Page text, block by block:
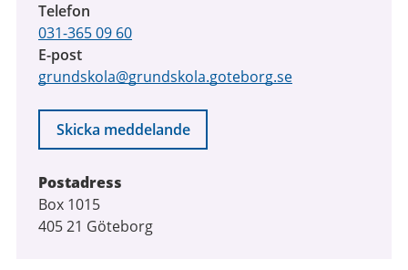
Telefon
031-365 09 60
E-post
grundskola@grundskola.goteborg.se
Skicka meddelande
Postadress
Box 1015
405 21 Göteborg